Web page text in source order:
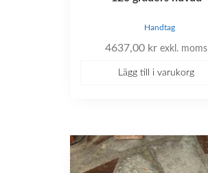
Handtag
4637,00 kr exkl. moms
Lägg till i varukorg